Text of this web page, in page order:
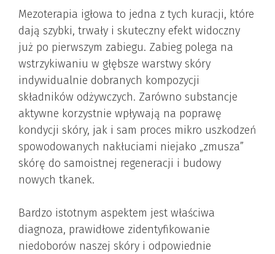
Mezoterapia igłowa to jedna z tych kuracji, które
dają szybki, trwały i skuteczny efekt widoczny
już po pierwszym zabiegu. Zabieg polega na
wstrzykiwaniu w głębsze warstwy skóry
indywidualnie dobranych kompozycji
składników odżywczych. Zarówno substancje
aktywne korzystnie wpływają na poprawę
kondycji skóry, jak i sam proces mikro uszkodzeń
spowodowanych nakłuciami niejako „zmusza”
skórę do samoistnej regeneracji i budowy
nowych tkanek.
Bardzo istotnym aspektem jest właściwa
diagnoza, prawidłowe zidentyfikowanie
niedoborów naszej skóry i odpowiednie